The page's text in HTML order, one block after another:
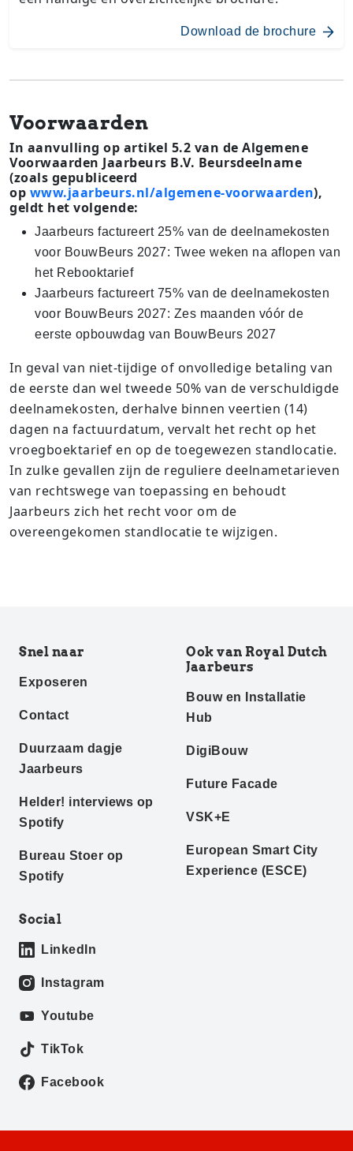
Download de brochure
Voorwaarden
In aanvulling op artikel 5.2 van de Algemene
Voorwaarden Jaarbeurs B.V. Beursdeelname
(zoals gepubliceerd
op www.jaarbeurs.nl/algemene-voorwaarden),
geldt het volgende:
Jaarbeurs factureert 25% van de deelnamekosten
voor BouwBeurs 2027: Twee weken na aflopen van
het Rebooktarief
Jaarbeurs factureert 75% van de deelnamekosten
voor BouwBeurs 2027: Zes maanden vóór de
eerste opbouwdag van BouwBeurs 2027
In geval van niet-tijdige of onvolledige betaling van
de eerste dan wel tweede 50% van de verschuldigde
deelnamekosten, derhalve binnen veertien (14)
dagen na factuurdatum, vervalt het recht op het
vroegboektarief en op de toegewezen standlocatie.
In zulke gevallen zijn de reguliere deelnametarieven
van rechtswege van toepassing en behoudt
Jaarbeurs zich het recht voor om de
overeengekomen standlocatie te wijzigen.
Snel naar
Exposeren
Contact
Duurzaam dagje
Jaarbeurs
Helder! interviews op
Spotify
Bureau Stoer op
Spotify
Ook van Royal Dutch
Jaarbeurs
Bouw en Installatie
Hub
DigiBouw
Future Facade
VSK+E
European Smart City
Experience (ESCE)
Social
LinkedIn
Instagram
Youtube
TikTok
Facebook